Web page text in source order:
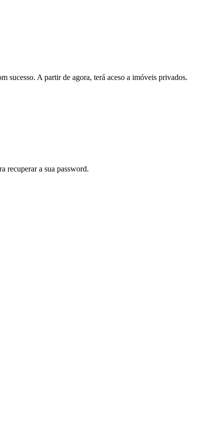
sucesso. A partir de agora, terá aceso a imóveis privados.
recuperar a sua password.